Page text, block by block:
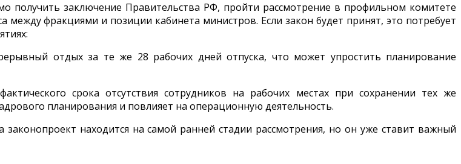
получить заключение Правительства РФ, пройти рассмотрение в профильном комитете
между фракциями и позиции кабинета министров. Если закон будет принят, это потребует
отдых за те же 28 рабочих дней отпуска, что может упростить планирование
срока отсутствия сотрудников на рабочих местах при сохранении тех же
планирования и повлияет на операционную деятельность.
находится на самой ранней стадии рассмотрения, но он уже ставит важный